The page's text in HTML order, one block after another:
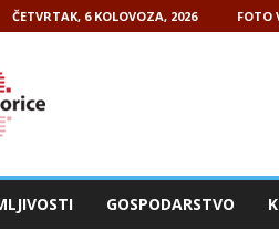
ČETVRTAK, 6 KOLOVOZA, 2026 FOTO
GOSPODARSTVO